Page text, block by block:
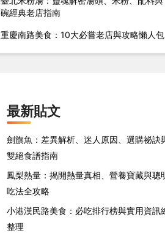
碗經典老店指南
重慶南路美食：10大必嘗老店與攻略懶人包
最新貼文
劍旗魚：差異解析、迷人原因、選購祕訣
雙絕食譜指南
鳳梨熱量：揭開熱量真相、營養寶藏與聰
吃法全攻略
小港漢民路美食：必吃排行榜與實用資訊
整理